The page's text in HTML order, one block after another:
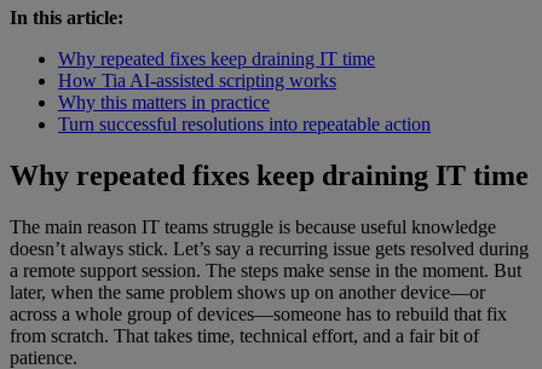
In this article:
Why repeated fixes keep draining IT time
How Tia AI-assisted scripting works
Why this matters in practice
Turn successful resolutions into repeatable action
Why repeated fixes keep draining IT time
The main reason IT teams struggle is because useful knowledge
doesn’t always stick. Let’s say a recurring issue gets resolved during
a remote support session. The steps make sense in the moment. But
later, when the same problem shows up on another device—or
across a whole group of devices—someone has to rebuild that fix
from scratch. That takes time, technical effort, and a fair bit of
patience.